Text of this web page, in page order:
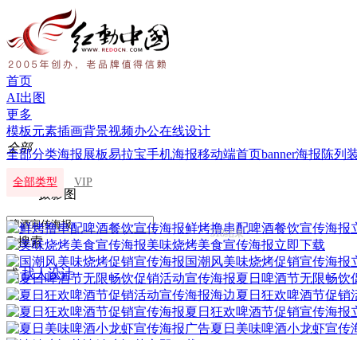
首页
AI出图
更多
模板元素插画背景视频办公在线设计
全部
全部
摄影图
 搜索
318结果
或 找人设计
全部分类海报展板易拉宝手机海报移动端首页banner海报陈列
全部类型 VIP
鲜烤撸串配啤酒餐饮宣传海报
美味烧烤美食宣传海报立即下载
国潮风美味烧烤促销宣传海报
夏日啤酒节无限畅饮
夏日狂欢啤酒节促销
夏日狂欢啤酒节促销宣传海报
夏日美味啤酒小龙虾宣传